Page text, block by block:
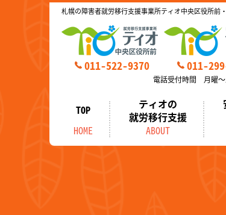
札幌の障害者就労移行支援事業所ティオ中央区役所前
011-522-9370 011-
電話受付時間 月曜
TOP
HOME
ティオの
就労移行支援
ABOUT